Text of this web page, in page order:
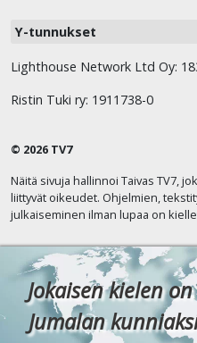
Y-tunnukset
Lighthouse Network Ltd Oy:
Ristin Tuki ry: 1911738-0
© 2026 TV7
Näitä sivuja hallinnoi Taivas TV7,
liittyvät oikeudet. Ohjelmien,
julkaiseminen ilman lupaa on
Jokaisen kielen
Jumalan